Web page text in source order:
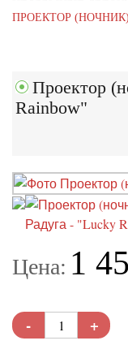
ПРОЕКТОР (НОЧНИК)
Проектор
Rainbow"
Цена: 1
- +